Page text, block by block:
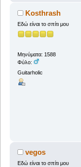
Kosthrash
Εδώ είναι το σπίτι μου
Μηνύματα: 1588
Φύλο:
Guitarholic
vegos
Εδώ είναι το σπίτι μου